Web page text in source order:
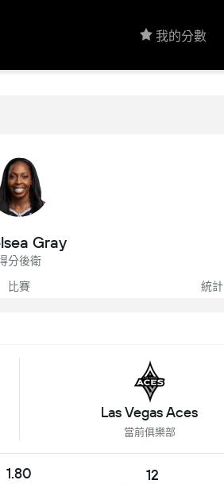
我的分數
Gray
分後衛
比賽 統計
Las Vegas Aces
當前俱樂部
1.80 12